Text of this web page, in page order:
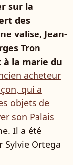
sur la
des
valise, Jean-
Tron
la marie du
acheteur
qui a
objets de
son Palais
Il a été
Sylvie Ortega